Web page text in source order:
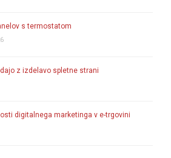
s termostatom
z izdelavo spletne strani
digitalnega marketinga v e-trgovini